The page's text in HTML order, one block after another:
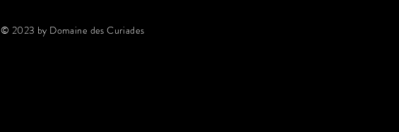
© 2023 by Domaine des Curiades